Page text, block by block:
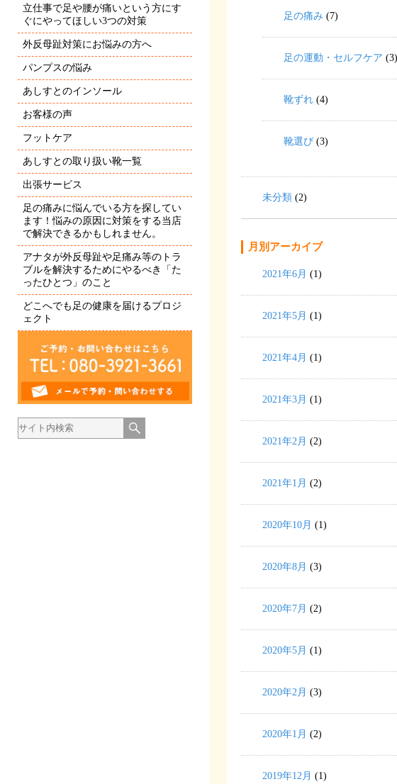
立仕事で足や腰が痛いという方にす
ぐにやってほしい3つの対策
外反母趾対策にお悩みの方へ
パンプスの悩み
あしすとのインソール
お客様の声
フットケア
あしすとの取り扱い靴一覧
出張サービス
足の痛みに悩んでいる方を探してい
ます！悩みの原因に対策をする当店
で解決できるかもしれません。
アナタが外反母趾や足痛み等のトラ
ブルを解決するためにやるべき「た
ったひとつ」のこと
どこへでも足の健康を届けるプロジ
ェクト
足の痛み (7)
足の運動・セルフケア (3)
靴ずれ(4)
靴選び(3)
未分類 (2)
月別アーカイブ
2021年6月 (1)
2021年5月 (1)
2021年4月 (1)
2021年3月 (1)
2021年2月 (2)
2021年1月 (2)
2020年10月 (1)
2020年8月 (3)
2020年7月 (2)
2020年5月 (1)
2020年2月 (3)
2020年1月 (2)
2019年12月 (1)